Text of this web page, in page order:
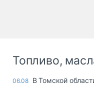
Топливо,
06.08 В Томской